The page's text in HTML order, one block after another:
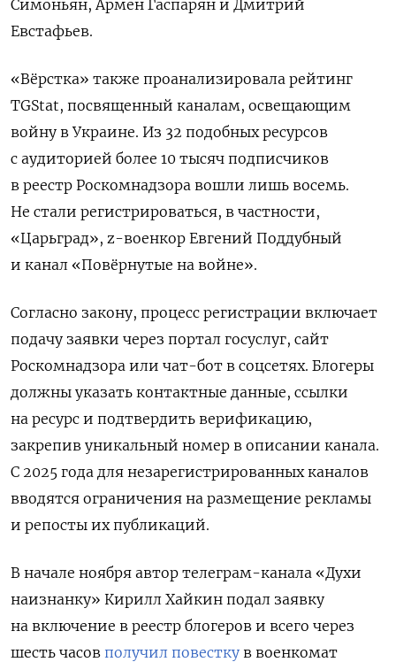
Симоньян, Армен Гаспарян и Дмитрий
Евстафьев.
«Вёрстка» также проанализировала рейтинг
TGStat, посвященный каналам, освещающим
войну в Украине. Из 32 подобных ресурсов
с аудиторией более 10 тысяч подписчиков
в реестр Роскомнадзора вошли лишь восемь.
Не стали регистрироваться, в частности,
«Царьград», z-военкор Евгений Поддубный
и канал «Повёрнутые на войне».
Согласно закону, процесс регистрации включает
подачу заявки через портал госуслуг, сайт
Роскомнадзора или чат-бот в соцсетях. Блогеры
должны указать контактные данные, ссылки
на ресурс и подтвердить верификацию,
закрепив уникальный номер в описании канала.
С 2025 года для незарегистрированных каналов
вводятся ограничения на размещение рекламы
и репосты их публикаций.
В начале ноября автор телеграм-канала «Духи
наизнанку» Кирилл Хайкин подал заявку
на включение в реестр блогеров и всего через
шесть часов получил повестку в военкомат